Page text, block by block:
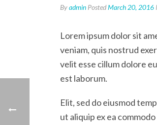
Byadmin PostedMarch 20, 2016
Lorem ipsum dolor sit
veniam, quis nostrud
velit esse cillum dolore
est laborum.
Elit, sed do eiusmod
ut aliquip ex ea